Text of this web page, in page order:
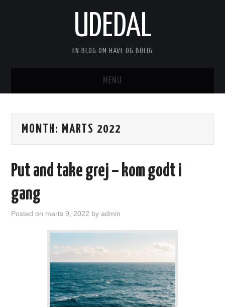
UDEDAL
EN BLOG OM HAVE OG BOLIG
MENU
ANNONCERING
MONTH: MARTS 2022
Put and take grej – kom godt i
gang
Posted on marts 9, 2022 byadmin